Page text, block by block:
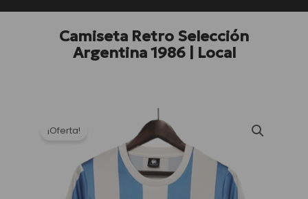
Camiseta Retro Selección
Argentina 1986 | Local
¡Oferta!